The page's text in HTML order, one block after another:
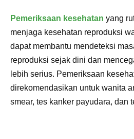
Pemeriksaan kesehatan yang
menjaga kesehatan reproduksi
dapat membantu mendeteksi
reproduksi sejak dini dan
lebih serius. Pemeriksaan
direkomendasikan untuk wanita
smear, tes kanker payudara, dan